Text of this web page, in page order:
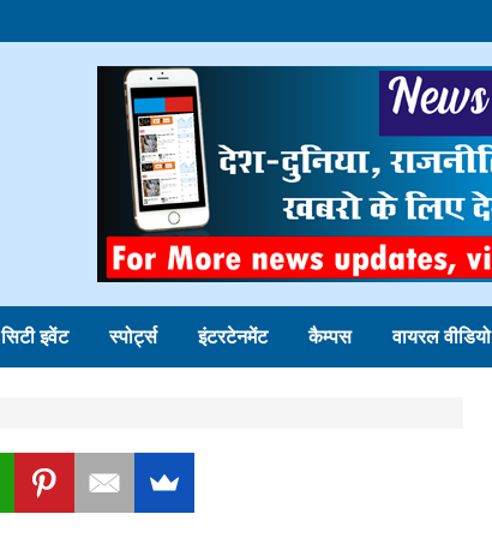
सिटी इवेंट स्पोर्ट्स इंटरटेनमेंट कैम्पस वायरल वीडियो